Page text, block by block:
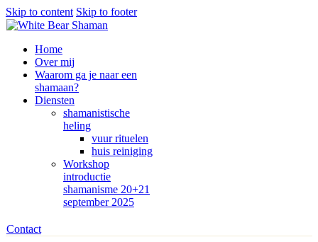
Skip to content Skip to footer
Home
Over mij
Waarom ga je naar een
shamaan?
Diensten
shamanistische
heling
vuur rituelen
huis reiniging
Workshop
introductie
shamanisme 20+21
september 2025
Contact